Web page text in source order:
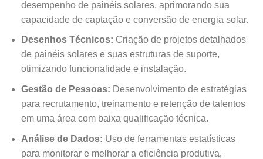
desempenho de painéis solares, aprimorando sua
capacidade de captação e conversão de energia solar.
Desenhos Técnicos: Criação de projetos detalhados
de painéis solares e suas estruturas de suporte,
otimizando funcionalidade e instalação.
Gestão de Pessoas: Desenvolvimento de estratégias
para recrutamento, treinamento e retenção de talentos
em uma área com baixa qualificação técnica.
Análise de Dados: Uso de ferramentas estatísticas
para monitorar e melhorar a eficiência produtiva,